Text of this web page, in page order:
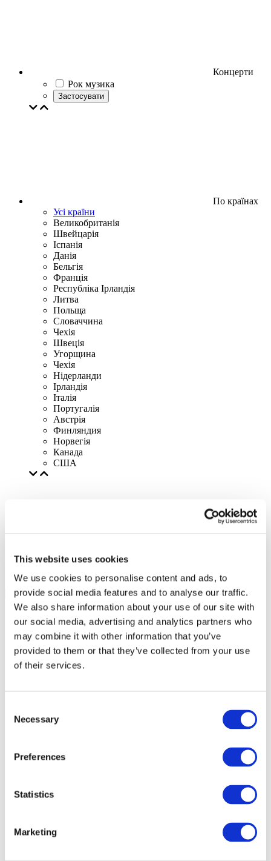
This website uses cookies
We use cookies to personalise content and ads, to
provide social media features and to analyse our traffic.
We also share information about your use of our site with
our social media, advertising and analytics partners who
may combine it with other information that you’ve
provided to them or that they’ve collected from your use
of their services.
Selection
Necessary
Preferences
Statistics
Marketing
Концерти
Рок музика
Застосувати
По країнах
Усі країни
Великобританія
Швейцарія
Іспанія
Данія
Бельгія
Франція
Республіка Ірландія
Литва
Польща
Словаччина
Чехія
Швецiя
Угорщина
Чехія
Нідерланди
Iрландія
Iталiя
Португалія
Австрія
Финляндия
Норвегія
Канада
США
Всі заходи